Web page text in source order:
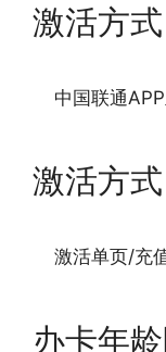
激活方式
中国联通
激活方式
激活单页/充
办卡年